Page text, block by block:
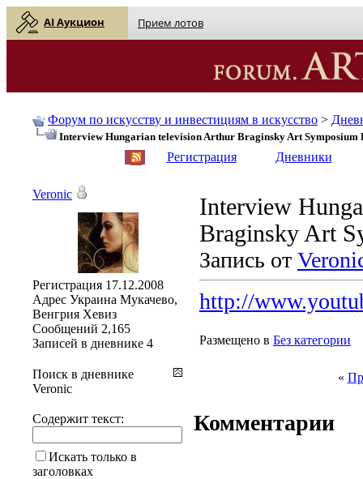
AI Аукцион Прием лотов
Форум по искусству и инвестициям в искусство >
Interview Hungarian television Arthur Braginsky Art Symposium
Регистрация Дневники
Interview
Braginsky Art
Запись от
http://
Размещено в Без категории
«
Комментарии
Veronic
Регистрация 17.12.2008
Адрес Украина Мукачево,
Венгрия Хевиз
Сообщений 2,165
Записей в дневнике 4
Поиск в дневнике
Veronic
Содержит текст:
Искать только в
заголовках